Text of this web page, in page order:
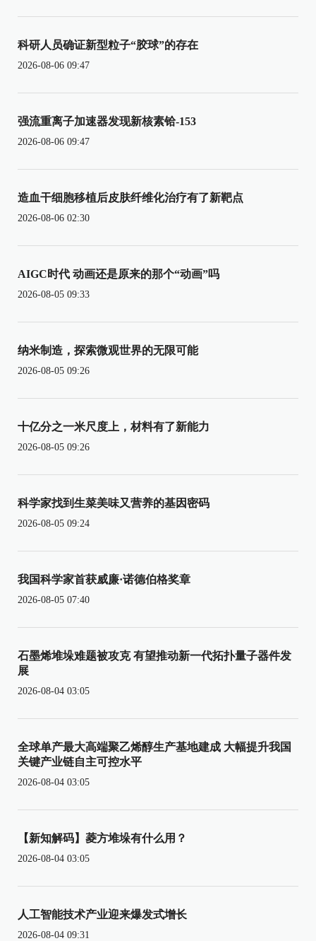
科研人员确证新型粒子“胶球”的存在
2026-08-06 09:47
强流重离子加速器发现新核素铪-153
2026-08-06 09:47
造血干细胞移植后皮肤纤维化治疗有了新靶点
2026-08-06 02:30
AIGC时代 动画还是原来的那个“动画”吗
2026-08-05 09:33
纳米制造，探索微观世界的无限可能
2026-08-05 09:26
十亿分之一米尺度上，材料有了新能力
2026-08-05 09:26
科学家找到生菜美味又营养的基因密码
2026-08-05 09:24
我国科学家首获威廉·诺德伯格奖章
2026-08-05 07:40
石墨烯堆垛难题被攻克 有望推动新一代拓扑量子器件发
展
2026-08-04 03:05
全球单产最大高端聚乙烯醇生产基地建成 大幅提升我国
关键产业链自主可控水平
2026-08-04 03:05
【新知解码】菱方堆垛有什么用？
2026-08-04 03:05
人工智能技术产业迎来爆发式增长
2026-08-04 09:31